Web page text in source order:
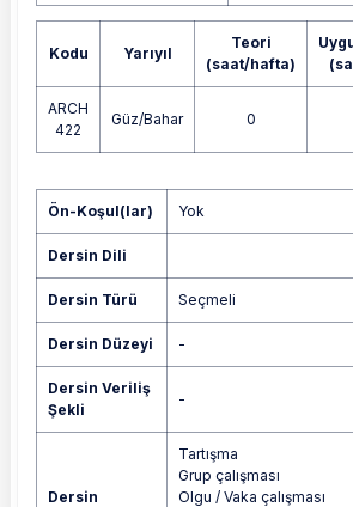
Kodu Yarıyıl
Teori
(saat/hafta)
ARCH
422
Güz/Bahar 0
Yok
Ön-Koşul(lar) Yok
Dersin Dili
Dersin Türü Seçmeli
Dersin Düzeyi -
Dersin Veriliş
Şekli
-
Dersin
Tartışma
Grup çalışması
Olgu / Vaka çalışması